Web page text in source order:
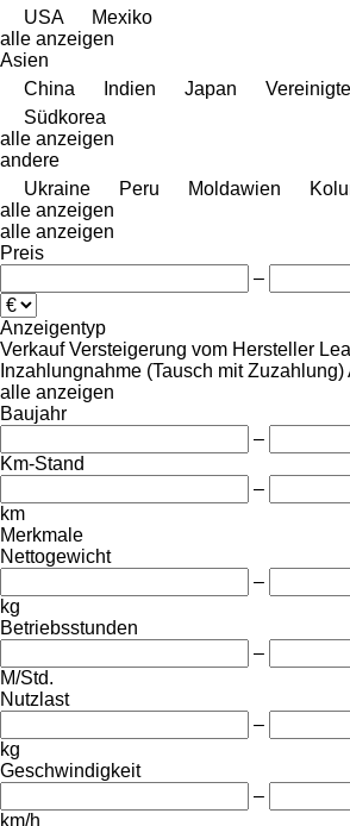
USA
Mexiko
alle anzeigen
Asien
China
Indien Japan
Südkorea
alle anzeigen
andere
Ukraine
Peru Moldawien
alle anzeigen
alle anzeigen
Preis
–
Anzeigentyp
Verkauf Versteigerung vom Hersteller
Inzahlungnahme (Tausch mit Zuzahlung)
alle anzeigen
Baujahr
–
Km-Stand
–
km
Merkmale
Nettogewicht
–
kg
Betriebsstunden
–
M/Std.
Nutzlast
–
kg
Geschwindigkeit
–
km/h